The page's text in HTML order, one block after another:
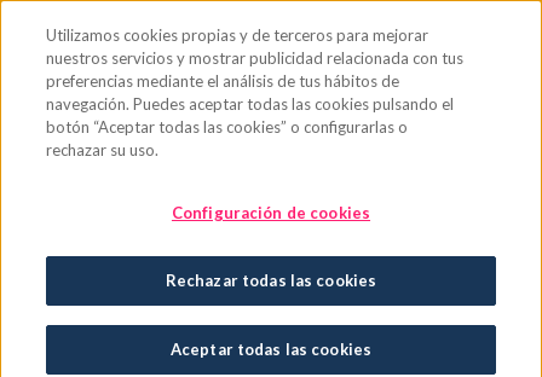
Utilizamos cookies propias y de terceros para mejorar
nuestros servicios y mostrar publicidad relacionada con tus
preferencias mediante el análisis de tus hábitos de
navegación. Puedes aceptar todas las cookies pulsando el
botón “Aceptar todas las cookies” o configurarlas o
rechazar su uso.
Configuración de cookies
Rechazar todas las cookies
Aceptar todas las cookies